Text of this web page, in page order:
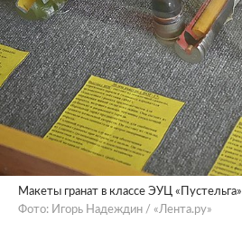
Макеты гранат в классе ЭУЦ «Пустельга»
Фото: Игорь Надеждин / «Лента.ру»